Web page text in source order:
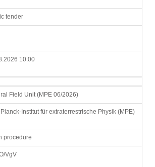
tender
10:00
Field Unit (MPE 06/2026)
Planck-Institut für extraterrestrische Physik (MPE)
procedure
VgV